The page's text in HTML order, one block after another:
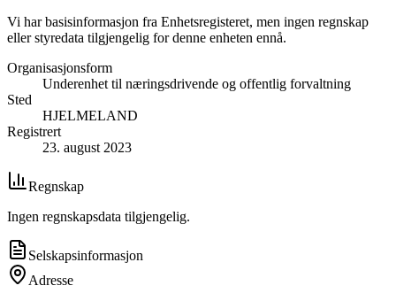
Vi har basisinformasjon fra Enhetsregisteret, men ingen regnskap
eller styredata tilgjengelig for denne enheten ennå.
Organisasjonsform
Underenhet til næringsdrivende og offentlig forvaltning
Sted
HJELMELAND
Registrert
23. august 2023
Regnskap
Ingen regnskapsdata tilgjengelig.
Selskapsinformasjon
Adresse